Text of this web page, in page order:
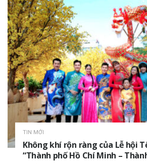
TIN MỚI
Không khí rộn ràng của Lễ hội
“Thành phố Hồ Chí Minh –